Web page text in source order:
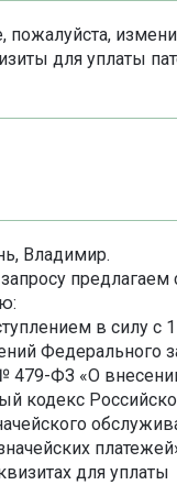
пожалуйста,
для уплаты
Владимир.
в силу с
Федерального
479-ФЗ «О
кодекс
для уплаты